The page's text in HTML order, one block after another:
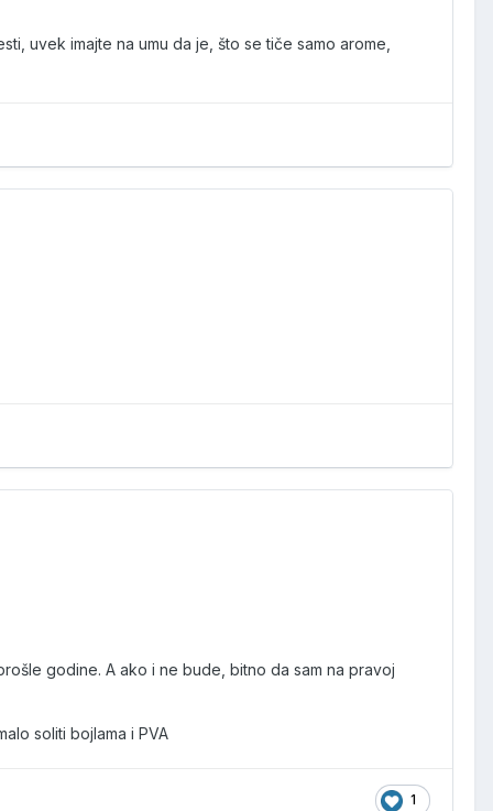
uvek imajte na umu da je, što se tiče samo arome,
godine. A ako i ne bude, bitno da sam na pravoj
soliti bojlama i PVA
1